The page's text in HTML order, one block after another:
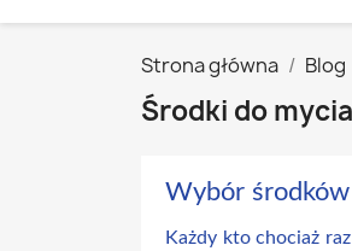
Strona główna Blog
Środki do
Wybór
Każdy kto chociaż